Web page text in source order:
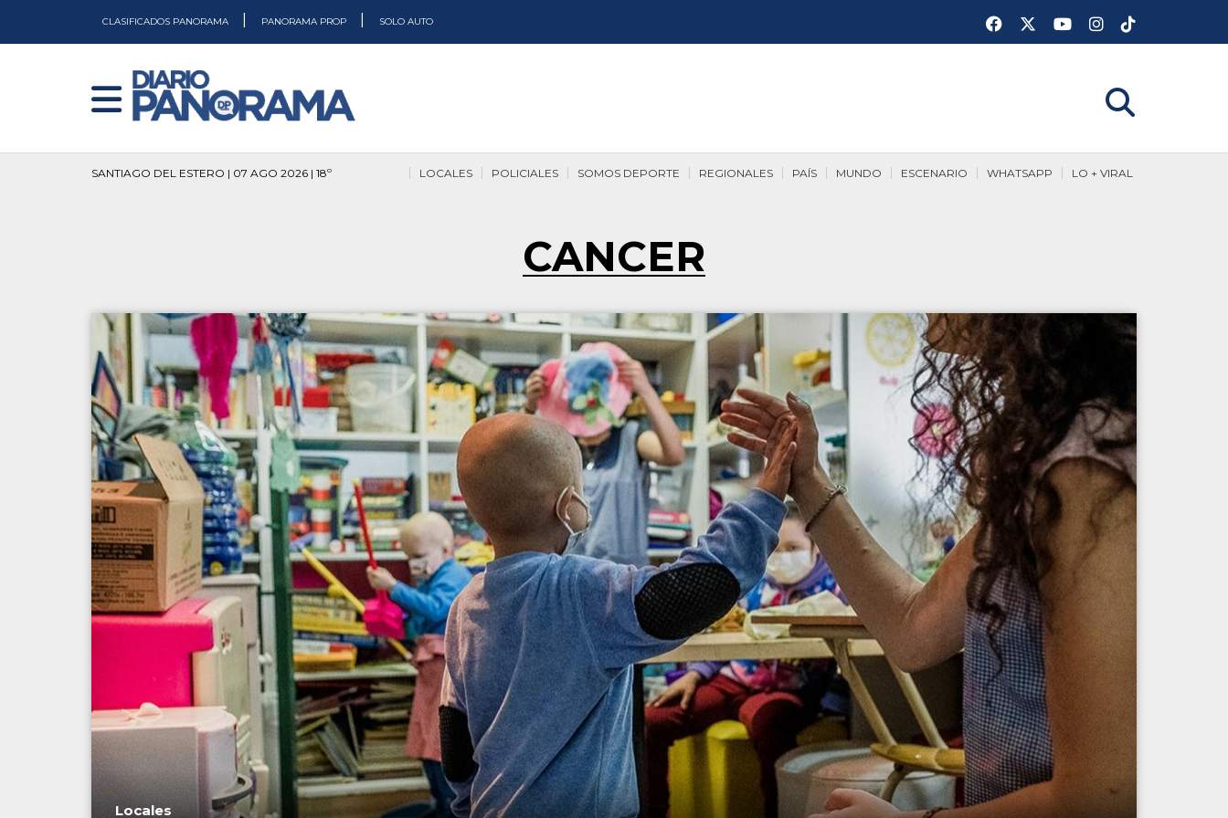
CLASIFICADOS PANORAMA PANORAMA PROP SOLO AUTO
SANTIAGO DEL ESTERO | 07 AGO 2026 | 18º LO + VIRAL
WHATSAPP
ESCENARIO
MUNDO
PAÍS
REGIONALES
SOMOS DEPORTE
POLICIALES
LOCALES
CANCER
Locales